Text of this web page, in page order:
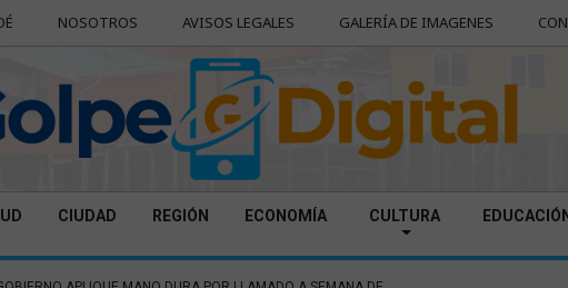
NOSOTROS AVISOS LEGALES GALERÍA DE IMAGENES
CIUDAD REGIÓN ECONOMÍA CULTURA EDUCACIÓN